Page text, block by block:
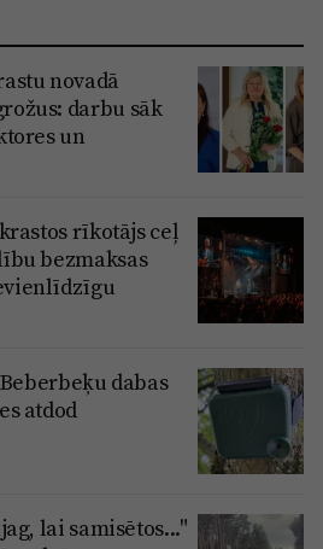
novadā
darbu sāk
un
rīkotājs ceļ
bezmaksas
dabas
atdod
lai samisētos..."